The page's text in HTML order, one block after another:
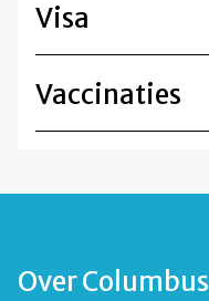
Visa
Vaccinaties
Over Columbus